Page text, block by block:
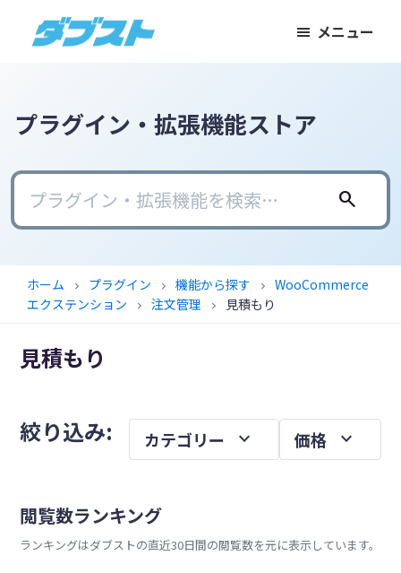
ン
に
バ
に
キ
プ
ト
の
モ
ー
ネ
に
武
を
メニュー
プラグイン・拡張機能ストア
search
ホーム chevron_right プラグイン chevron_right 機能から探す chevron_right
WooCommerce
エクステンション
chevron_right 注文管理 chevron_right 見積もり
見積もり
メ
サ
イ
ド
絞り込み: 価格 expand_more
カテゴリー expand_more
閲覧数ランキング
ランキングはダブストの直近30日間の閲覧数を元に表示しています。